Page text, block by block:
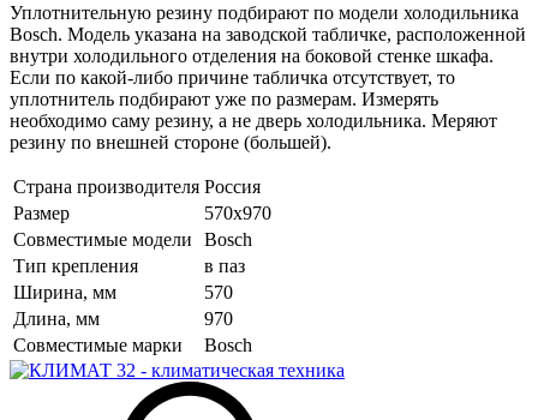
Уплотнительную резину подбирают по модели холодильника
Bosch. Модель указана на заводской табличке, расположенной
внутри холодильного отделения на боковой стенке шкафа.
Если по какой-либо причине табличка отсутствует, то
уплотнитель подбирают уже по размерам. Измерять
необходимо саму резину, а не дверь холодильника. Меряют
резину по внешней стороне (большей).
Страна производителя Россия
Размер
570х970
Совместимые модели
Bosch
Тип крепления
в паз
Ширина, мм
570
Длина, мм
970
Совместимые марки
Bosch